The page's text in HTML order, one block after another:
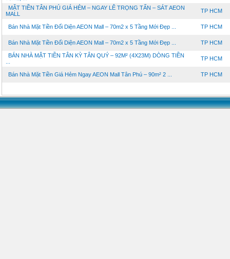
MẶT TIỀN TÂN PHÚ GIÁ HẺM – NGAY LÊ TRỌNG TẤN – SÁT AEON
MALL
TP HCM
Bán Nhà Mặt Tiền Đối Diện AEON Mall – 70m2 x 5 Tầng Mới Đẹp ... TP HCM
Bán Nhà Mặt Tiền Đối Diện AEON Mall – 70m2 x 5 Tầng Mới Đẹp ... TP HCM
BÁN NHÀ MẶT TIỀN TÂN KỲ TÂN QUÝ – 92M² (4X23M) DÒNG TIỀN
TP HCM
Bán Nhà Mặt Tiền Giá Hẻm Ngay AEON Mall Tân Phú – 90m² 2 ... TP HCM